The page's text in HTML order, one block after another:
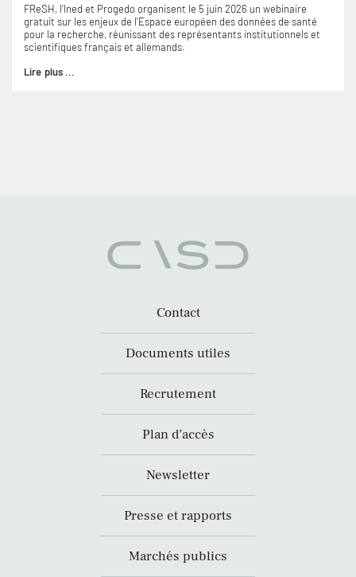
FReSH, l’Ined et Progedo organisent le 5 juin 2026 un webinaire
gratuit sur les enjeux de l’Espace européen des données de santé
pour la recherche, réunissant des représentants institutionnels et
scientifiques français et allemands.
Lire plus ...
Contact
Documents utiles
Recrutement
Plan d’accès
Newsletter
Presse et rapports
Marchés publics